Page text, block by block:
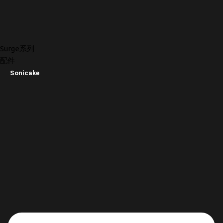
Surge系列
配件
Sonicake